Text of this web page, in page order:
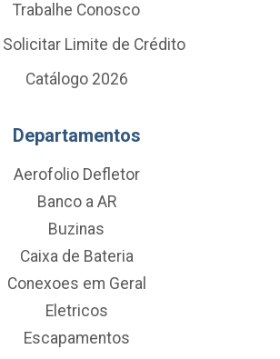
Trabalhe Conosco
Solicitar Limite de Crédito
Catálogo 2026
Departamentos
Aerofolio Defletor
Banco a AR
Buzinas
Caixa de Bateria
Conexoes em Geral
Eletricos
Escapamentos